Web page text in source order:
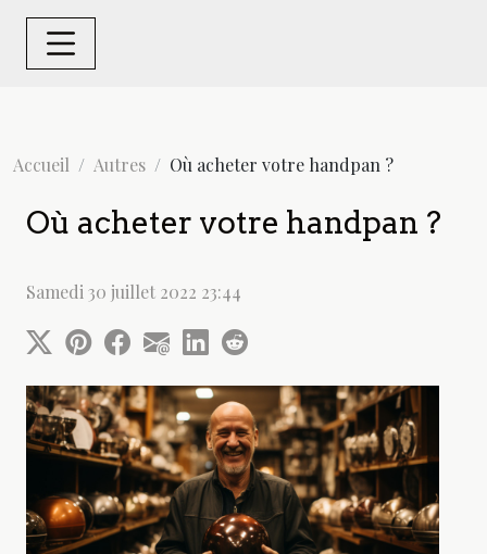
Accueil Autres Où acheter votre handpan ?
Où acheter votre handpan ?
Samedi 30 juillet 2022 23:44